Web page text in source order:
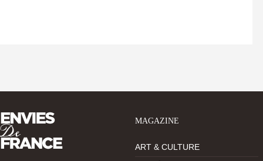
MAGAZINE
ART & CULTURE